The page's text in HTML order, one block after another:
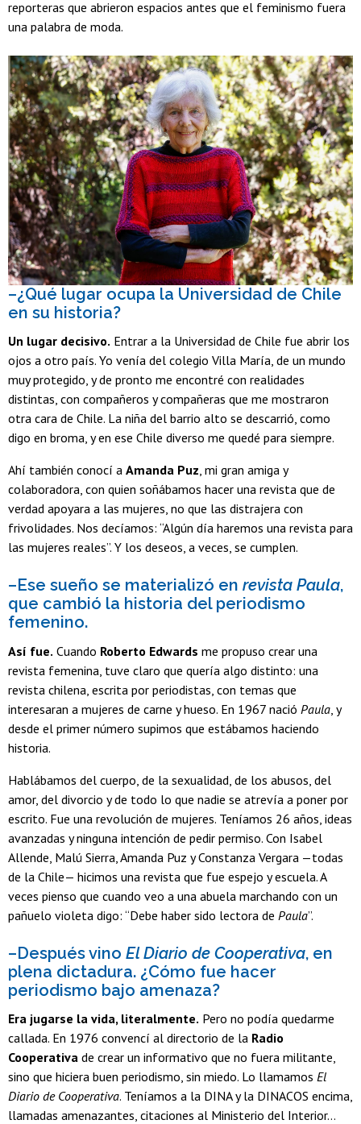
reporteras que abrieron espacios antes que el feminismo fuera
una palabra de moda.
–¿Qué lugar ocupa la Universidad de Chile
en su historia?
Un lugar decisivo. Entrar a la Universidad de Chile fue abrir los
ojos a otro país. Yo venía del colegio Villa María, de un mundo
muy protegido, y de pronto me encontré con realidades
distintas, con compañeros y compañeras que me mostraron
otra cara de Chile. La niña del barrio alto se descarrió, como
digo en broma, y en ese Chile diverso me quedé para siempre.
Ahí también conocí a Amanda Puz, mi gran amiga y
colaboradora, con quien soñábamos hacer una revista que de
verdad apoyara a las mujeres, no que las distrajera con
frivolidades. Nos decíamos: “Algún día haremos una revista para
las mujeres reales”. Y los deseos, a veces, se cumplen.
–Ese sueño se materializó en revista Paula,
que cambió la historia del periodismo
femenino.
Así fue. Cuando Roberto Edwards me propuso crear una
revista femenina, tuve claro que quería algo distinto: una
revista chilena, escrita por periodistas, con temas que
interesaran a mujeres de carne y hueso. En 1967 nació Paula , y
desde el primer número supimos que estábamos haciendo
historia.
Hablábamos del cuerpo, de la sexualidad, de los abusos, del
amor, del divorcio y de todo lo que nadie se atrevía a poner por
escrito. Fue una revolución de mujeres. Teníamos 26 años, ideas
avanzadas y ninguna intención de pedir permiso. Con Isabel
Allende, Malú Sierra, Amanda Puz y Constanza Vergara —todas
de la Chile— hicimos una revista que fue espejo y escuela. A
veces pienso que cuando veo a una abuela marchando con un
pañuelo violeta digo: “Debe haber sido lectora de Paula”.
–Después vino El Diario de Cooperativa, en
plena dictadura. ¿Cómo fue hacer
periodismo bajo amenaza?
Era jugarse la vida, literalmente. Pero no podía quedarme
callada. En 1976 convencí al directorio de la Radio
Cooperativa de crear un informativo que no fuera militante,
sino que hiciera buen periodismo, sin miedo. Lo llamamos El
Diario de Cooperativa. Teníamos a la DINA y la DINACOS encima,
llamadas amenazantes, citaciones al Ministerio del Interior…